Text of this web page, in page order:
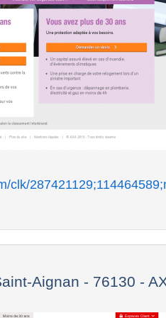
clk/
Aignan - 76130 -